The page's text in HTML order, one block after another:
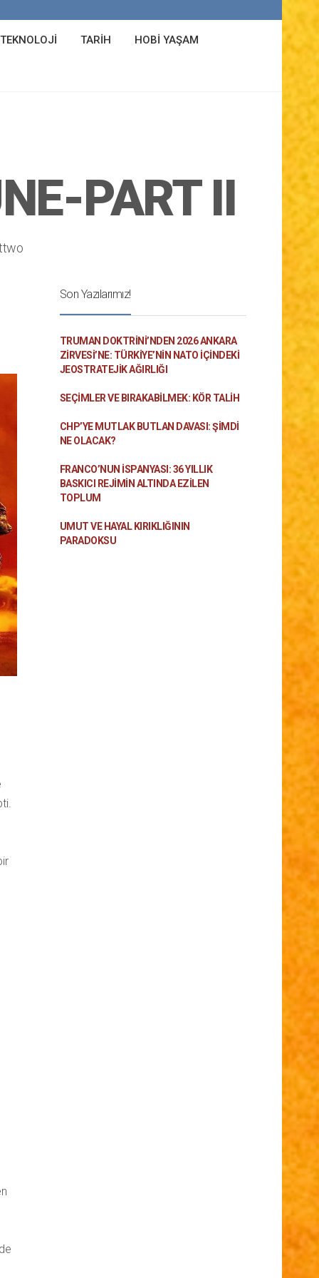
TARIH HOBI YAŞAM
PART II
Son Yazılarımız!
TRUMAN DOKTRINI’NDEN 2026 ANKARA
ZIRVESI’NE: TÜRKIYE’NIN NATO İÇINDEKI
JEOSTRATEJIK AĞIRLIĞI
SEÇIMLER VE BIRAKABILMEK: KÖR TALIH
CHP’YE MUTLAK BUTLAN DAVASI: ŞİMDİ
NE OLACAK?
FRANCO’NUN İSPANYASI: 36 YILLIK
BASKICI REJIMIN ALTINDA EZILEN
TOPLUM
UMUT VE HAYAL KIRIKLIĞININ
PARADOKSU